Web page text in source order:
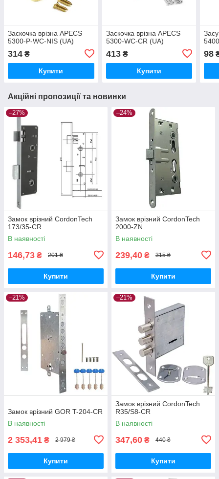
Заскочка врізна APECS
5300-P-WC-NIS (UA)
314 ₴
Купити
Заскочка врізна APECS
5300-WC-CR (UA)
413₴
Купити
98
Акційні пропозиції та новинки
–27%
Замок врізний CordonTech
173/35-CR
В наявності
146,73 ₴ 201 ₴
Купити
–24%
Замок врізний CordonTech
2000-ZN
В наявності
239,40 ₴ 315 ₴
Купити
–21%
Замок врізний GOR T-204-CR
В наявності
2 353,41 ₴ 2 979 ₴
Купити
–21%
Замок врізний CordonTech
R35/S8-CR
В наявності
347,60 ₴ 440 ₴
Купити